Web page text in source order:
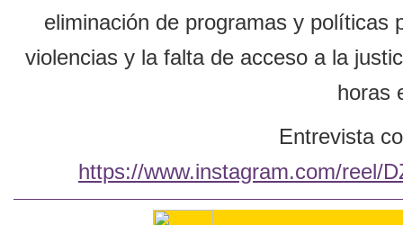
eliminación de programas y políticas
violencias y la falta de acceso a la
horas
Entrevista
https://www.instagram.com/reel/